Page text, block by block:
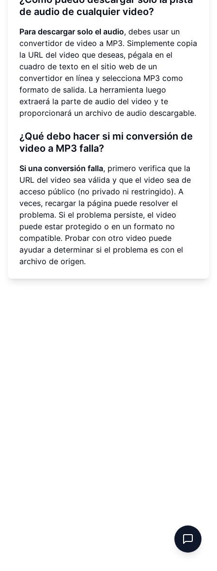
de audio de cualquier video?
Para descargar solo el audio, debes usar un
convertidor de video a MP3. Simplemente copia
la URL del video que deseas, pégala en el
cuadro de texto en el sitio web de un
convertidor en línea y selecciona MP3 como
formato de salida. La herramienta luego
extraerá la parte de audio del video y te
proporcionará un archivo de audio descargable.
¿Qué debo hacer si mi conversión de
video a MP3 falla?
Si una conversión falla, primero verifica que la
URL del video sea válida y que el video sea de
acceso público (no privado ni restringido). A
veces, recargar la página puede resolver el
problema. Si el problema persiste, el video
puede estar protegido o en un formato no
compatible. Probar con otro video puede
ayudar a determinar si el problema es con el
archivo de origen.